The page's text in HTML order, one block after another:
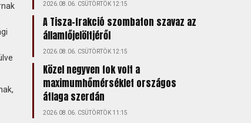
2026.08.06. CSÜTÖRTÖK 12:15
A Tisza-frakció szombaton szavaz az
államfőjelöltjéről
2026.08.06. CSÜTÖRTÖK 12:15
Közel negyven fok volt a
maximumhőmérséklet országos
átlaga szerdán
2026.08.06. CSÜTÖRTÖK 11:15